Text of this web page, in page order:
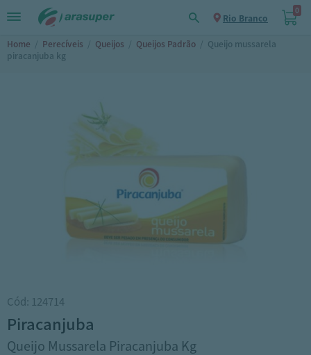
Rio Branco
0
Home / Perecíveis / Queijos / Queijos Padrão / Queijo mussarela
piracanjuba kg
Cód: 124714
piracanjuba
Queijo Mussarela Piracanjuba Kg